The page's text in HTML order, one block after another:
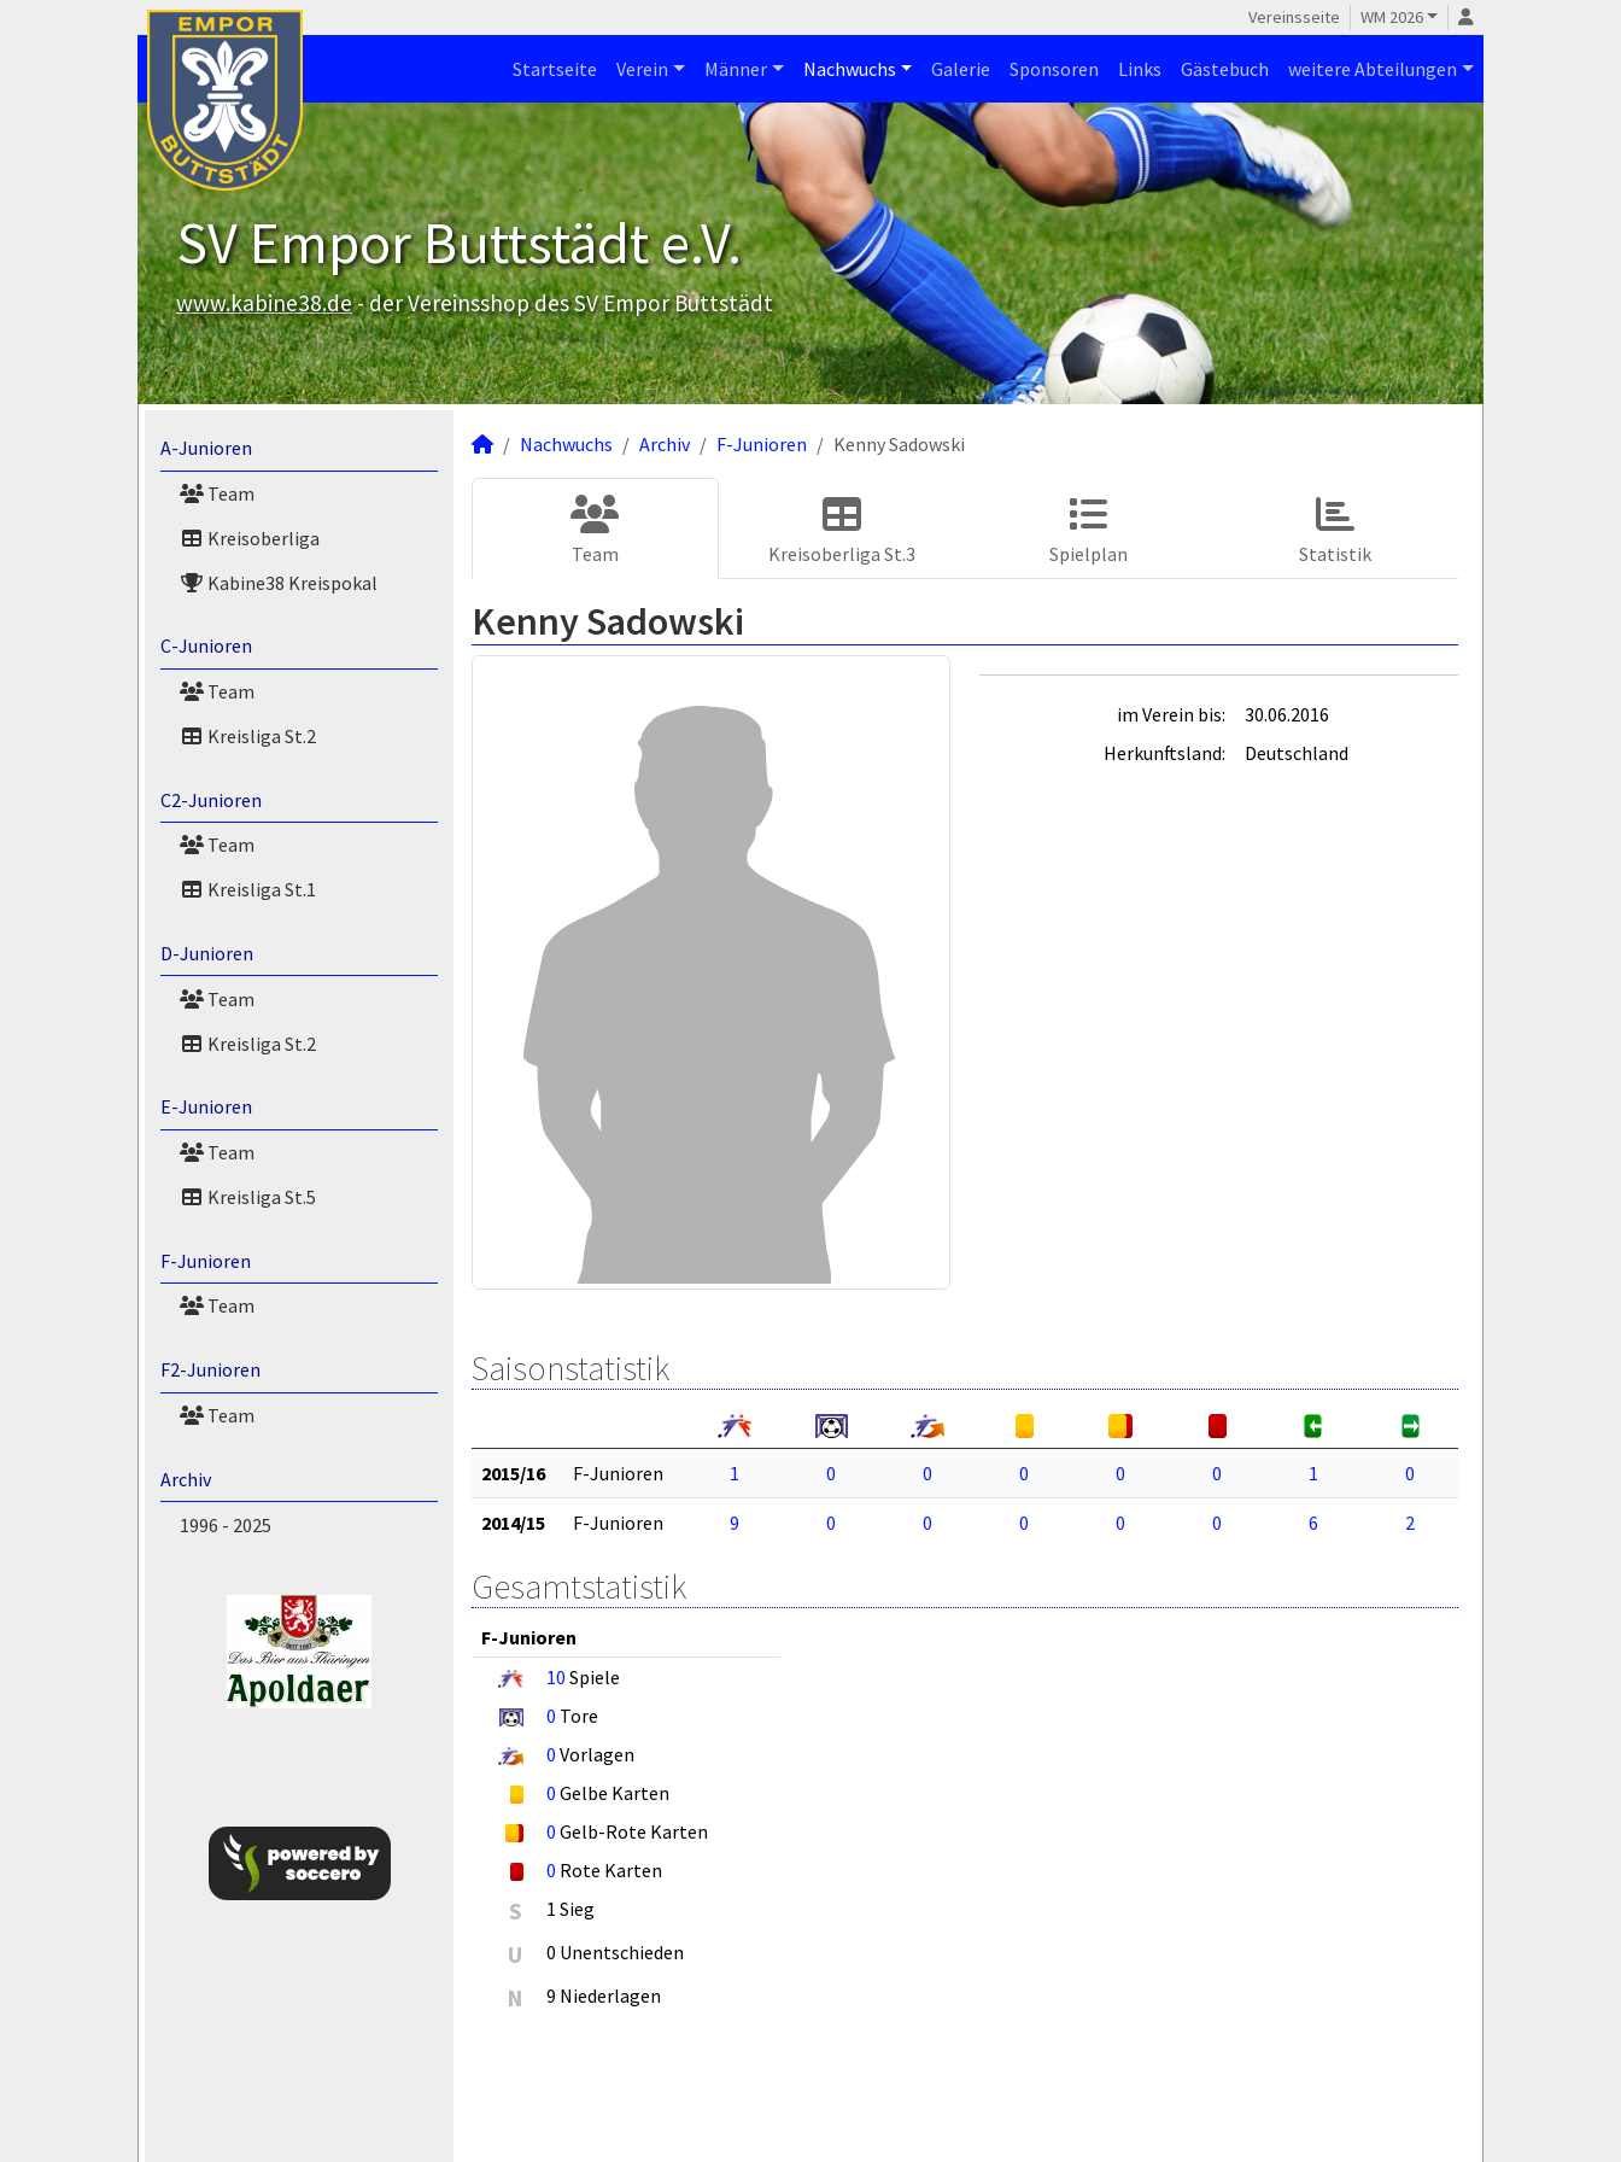
Vereinsseite WM 2026
Startseite Verein Männer Nachwuchs Galerie Sponsoren Links Gästebuch weitere Abteilungen
SV Empor Buttstädt e.V.
www.kabine38.de- der Vereinsshop des SV Empor Buttstädt
A-Junioren
Team
Kreisoberliga
Kabine38 Kreispokal
C-Junioren
Team
Kreisliga St.2
C2-Junioren
Team
Kreisliga St.1
D-Junioren
Team
Kreisliga St.2
E-Junioren
Team
Kreisliga St.5
F-Junioren
Team
F2-Junioren
Team
Archiv
1996 - 2025
Nachwuchs Archiv F-Junioren Kenny Sadowski
Team Kreisoberliga St.3 Spielplan Statistik
Kenny Sadowski
im Verein bis:
30.06.2016
Herkunftsland:
Deutschland
Saisonstatistik
2015/16 F-Junioren 1 0 0 0 0 0 1 0
2014/15 F-Junioren 9 0 0 0 0 0 6 2
Gesamtstatistik
F-Junioren
10 Spiele
0 Tore
0 Vorlagen
0 Gelbe Karten
0 Gelb-Rote Karten
0 Rote Karten
S 1 Sieg
U 0 Unentschieden
N 9 Niederlagen